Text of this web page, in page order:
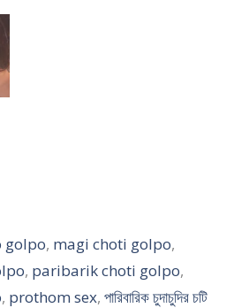
golpo, magi choti golpo,
, paribarik choti golpo,
, prothom sex, পারিবারিক চুদাচুদির চটি